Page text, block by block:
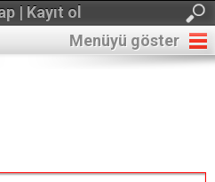
| Kayıt ol
Menüyü göster